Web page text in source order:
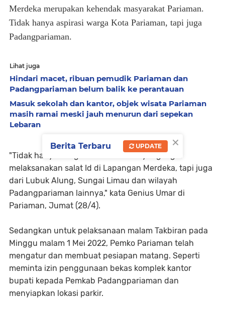
Merdeka merupakan kehendak masyarakat Pariaman.
Tidak hanya aspirasi warga Kota Pariaman, tapi juga
Padangpariaman.
Lihat juga
Hindari macet, ribuan pemudik Pariaman dan
Padangpariaman belum balik ke perantauan
Masuk sekolah dan kantor, objek wisata Pariaman
masih ramai meski jauh menurun dari sepekan
Lebaran
"Tidak hanya warga Kota Pariaman yang ingin
melaksanakan salat Id di Lapangan Merdeka, tapi juga
dari Lubuk Alung, Sungai Limau dan wilayah
Padangpariaman lainnya," kata Genius Umar di
Pariaman, Jumat (28/4).
Sedangkan untuk pelaksanaan malam Takbiran pada
Minggu malam 1 Mei 2022, Pemko Pariaman telah
mengatur dan membuat pesiapan matang. Seperti
meminta izin penggunaan bekas komplek kantor
bupati kepada Pemkab Padangpariaman dan
menyiapkan lokasi parkir.
×
Berita Terbaru UPDATE